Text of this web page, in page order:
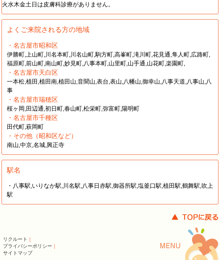
火水木金土日は皮膚科診療がありません。
よくご来院される方の地域
・名古屋市昭和区
伊勝町,上山町,川名本町,川名山町,駒方町,高峯町,滝川町,花見通,隼人町,広路町,
福原町,前山町,南山町,妙見町,八事本町,山里町,山手通,山花町,楽園町,
・名古屋市天白区
一本松,植田,植田南,植田山,音聞山,表台,表山,八幡山,御幸山,八事天道,八事山,八
事
・名古屋市瑞穂区
桜ヶ岡,田辺通,初日町,春山町,松栄町,弥富町,陽明町
・名古屋市千種区
田代町,萩岡町
・その他（昭和区など）
南山,中京,名城,興正寺
駅名
・八事駅,いりなか駅,川名駅,八事日赤駅,御器所駅,塩釜口駅,植田駅,鶴舞駅,吹上
駅
リクルート
プライバシーポリシー
サイトマップ